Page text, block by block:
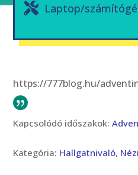
Laptop/
https://777blog.hu/
Kapcsolódó időszakok:
Kategória: Hallgatnivaló,